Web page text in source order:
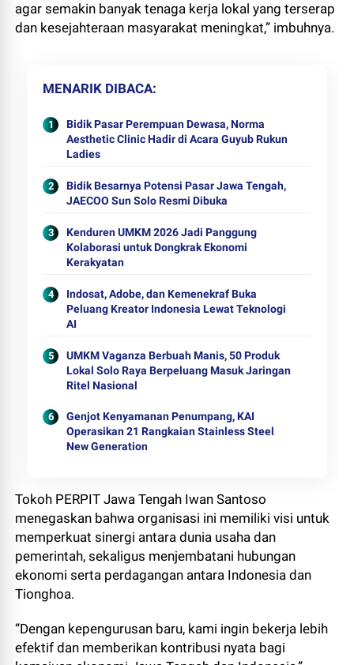
agar semakin banyak tenaga kerja lokal yang terserap
dan kesejahteraan masyarakat meningkat,” imbuhnya.
MENARIK DIBACA
Bidik Pasar Perempuan Dewasa, Norma
Aesthetic Clinic Hadir di Acara Guyub Rukun
Ladies
Bidik Besarnya Potensi Pasar Jawa Tengah,
JAECOO Sun Solo Resmi Dibuka
Kenduren UMKM 2026 Jadi Panggung
Kolaborasi untuk Dongkrak Ekonomi
Kerakyatan
Indosat, Adobe, dan Kemenekraf Buka
Peluang Kreator Indonesia Lewat Teknologi
AI
UMKM Vaganza Berbuah Manis, 50 Produk
Lokal Solo Raya Berpeluang Masuk Jaringan
Ritel Nasional
Genjot Kenyamanan Penumpang, KAI
Operasikan 21 Rangkaian Stainless Steel
New Generation
Tokoh PERPIT Jawa Tengah Iwan Santoso
menegaskan bahwa organisasi ini memiliki visi untuk
memperkuat sinergi antara dunia usaha dan
pemerintah, sekaligus menjembatani hubungan
ekonomi serta perdagangan antara Indonesia dan
Tionghoa.
“Dengan kepengurusan baru, kami ingin bekerja lebih
efektif dan memberikan kontribusi nyata bagi